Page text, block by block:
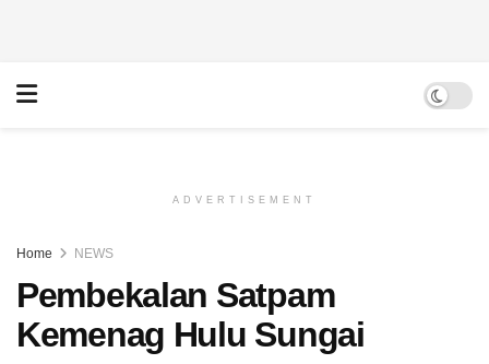
ADVERTISEMENT
Home NEWS
Pembekalan Satpam
Kemenag Hulu Sungai